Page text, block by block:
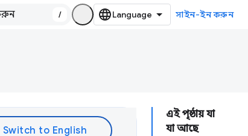
/ সাইন-ইন করুন
এই পৃষ্ঠায় যা
যা আছে